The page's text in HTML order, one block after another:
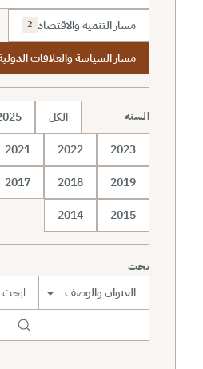
مسار التنمية والاقتصاد 2
مسار السياسة والعلاقات
السنة الكل
2023
2022
2021
2019
2018
2017
2015
2014
بحث